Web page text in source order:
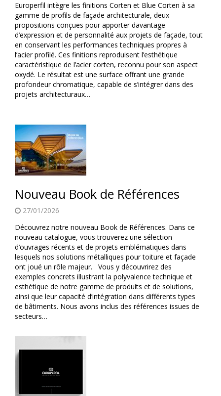
Europerfil intègre les finitions Corten et Blue Corten à sa
gamme de profils de façade architecturale, deux
propositions conçues pour apporter davantage
d’expression et de personnalité aux projets de façade, tout
en conservant les performances techniques propres à
l’acier profilé. Ces finitions reproduisent l’esthétique
caractéristique de l’acier corten, reconnu pour son aspect
oxydé. Le résultat est une surface offrant une grande
profondeur chromatique, capable de s’intégrer dans des
projets architecturaux…
Nouveau Book de Références
27/01/2026
Découvrez notre nouveau Book de Références. Dans ce
nouveau catalogue, vous trouverez une sélection
d’ouvrages récents et de projets emblématiques dans
lesquels nos solutions métalliques pour toiture et façade
ont joué un rôle majeur. Vous y découvrirez des
exemples concrets illustrant la polyvalence technique et
esthétique de notre gamme de produits et de solutions,
ainsi que leur capacité d’intégration dans différents types
de bâtiments. Nous avons inclus des références issues de
secteurs…